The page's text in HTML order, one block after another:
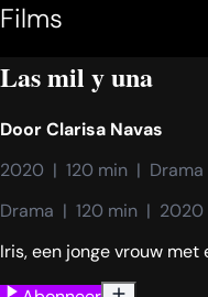
Films
Las mil y una
DoorClarisa Navas
2020  |  120 min  |  Drama
Drama  |  120 min  |  2020
Iris, een jonge vrouw